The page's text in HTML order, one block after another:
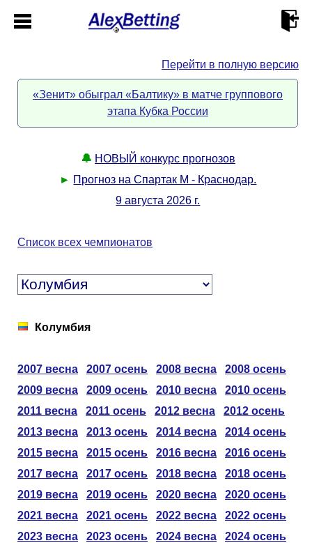
Описание
Новости
Партнёрка
Вакансии
Реклама
Прогнозы
Статистика
Серии
Лига Чемпионов
Лига Европы
Лига Конференций
Чемпионат Мира
►
Инструменты
Поиск команд
Расчёт системы
На что ставят?
Telegram Bot
Перейти в полную версию
«Зенит» обыграл «Балтику» в матче группового
этапа Кубка России
🔔 НОВЫЙ конкурс прогнозов
► Прогноз на Спартак М - Краснодар.
9 августа 2026 г.
Список всех чемпионатов
Колумбия
2007 весна 2007 осень 2008 весна
2008 осень
2009 весна
2009 осень 2010 весна
2010 осень
2011 весна
2011 осень 2012 весна
2012 осень
2013 весна
2013 осень 2014 весна
2014 осень
2015 весна
2015 осень 2016 весна
2016 осень
2017 весна
2017 осень 2018 весна
2018 осень
2019 весна
2019 осень 2020 весна
2020 осень
2021 весна
2021 осень 2022 весна
2022 осень
2023 весна
2023 осень 2024 весна
2024 осень